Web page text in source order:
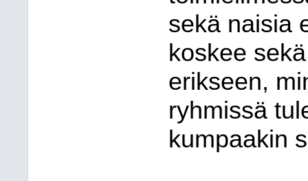
sekä naisia
koskee
erikseen,
ryhmissä
kumpaakin